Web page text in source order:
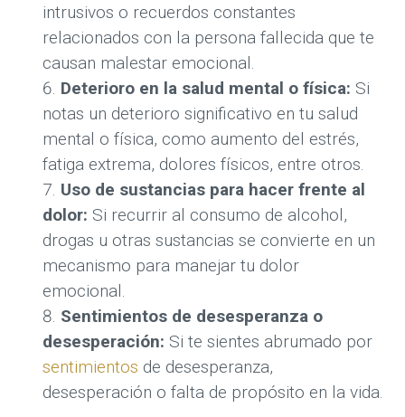
intrusivos o recuerdos constantes
relacionados con la persona fallecida que te
causan malestar emocional.
Deterioro en la salud mental o física: Si
notas un deterioro significativo en tu salud
mental o física, como aumento del estrés,
fatiga extrema, dolores físicos, entre otros.
Uso de sustancias para hacer frente al
dolor: Si recurrir al consumo de alcohol,
drogas u otras sustancias se convierte en un
mecanismo para manejar tu dolor
emocional.
Sentimientos de desesperanza o
desesperación: Si te sientes abrumado por
sentimientos de desesperanza,
desesperación o falta de propósito en la vida.